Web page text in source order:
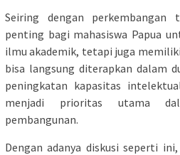
Seiring dengan perkembangan
penting bagi mahasiswa Papua
ilmu akademik, tetapi juga
bisa langsung diterapkan dalam
peningkatan kapasitas
menjadi prioritas utama
pembangunan.
Dengan adanya diskusi seperti